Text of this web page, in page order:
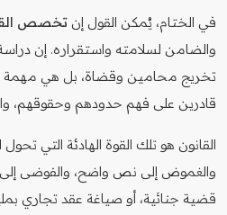
في الختام، يُمكن القول إن تخصص
والضامن لسلامته واستقراره. إن
تخريج محامين وقضاة، بل هي مهمة
قادرين على فهم حدودهم وحقوقهم،
القانون هو تلك القوة الهادئة التي
والغموض إلى نص واضح، والفوضى
قضية جنائية، أو صياغة عقد تجاري